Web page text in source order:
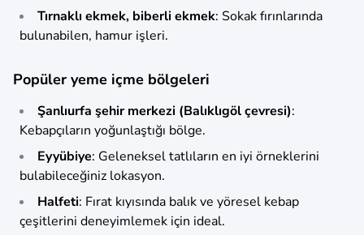
Tırnaklı ekmek, biberli ekmek: Sokak fırınlarında
bulunabilen, hamur işleri.
Popüler yeme içme bölgeleri
Şanlıurfa şehir merkezi (Balıklıgöl çevresi):
Kebapçıların yoğunlaştığı bölge.
Eyyübiye: Geleneksel tatlıların en iyi örneklerini
bulabileceğiniz lokasyon.
Halfeti: Fırat kıyısında balık ve yöresel kebap
çeşitlerini deneyimlemek için ideal.